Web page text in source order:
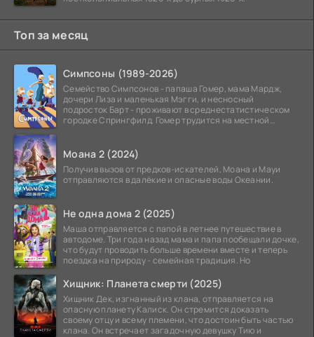
Топ за месяц
Симпсоны (1989-2026)
Семейство Симпсонов - папаша Гомер, мама Мардж,
дочери Лиза и маленькая Мэгги, и несносный
подросток Барт - проживают в среднестатистическом
городке Спрингфилд. Гомер трудится на местной
Моана 2 (2024)
Получив вызов от предков-искателей, Моана и Мауи
отправляются в далёкие и опасные воды Океании.
Не одна дома 2 (2025)
Маша отправляется с папой в летнее путешествие в
автодоме. Три года назад мама и папа пообещали дочке,
что будут проводить больше времени вместе и теперь
поездка на природу - семейная традиция. Но
Хищник: Планета смерти (2025)
Хищник Дек, изгнанный из клана, отправляется на
опасную планету Калиск. Он стремится доказать
своему отцу и всему племени, что достоин быть частью
клана. Он встречает загадочную девушку Тию и